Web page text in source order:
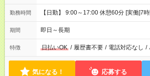
勤務時間 【日勤】 9:00～17:00 休憩60分 [実働]7
期間 即日～長期
特徴 日払いOK / 履歴書不要 / 電話対応なし /
気になる！ 応募する